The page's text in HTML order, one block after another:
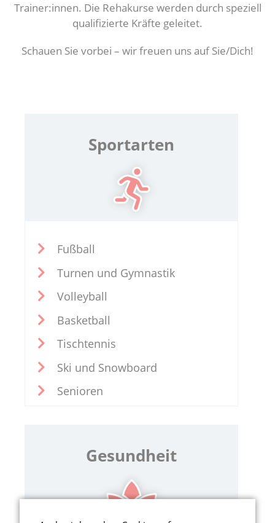
Trainer:innen. Die Rehakurse werden durch speziell
qualifizierte Kräfte geleitet.
Schauen Sie vorbei – wir freuen uns auf Sie/Dich!
Sportarten
Fußball
Turnen und Gymnastik
Volleyball
Basketball
Tischtennis
Ski und Snowboard
Senioren
Gesundheit